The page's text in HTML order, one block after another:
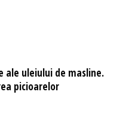
uleiului de masline.
picioarelor